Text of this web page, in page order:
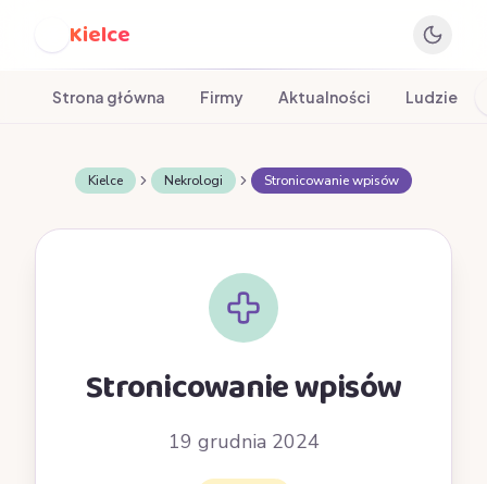
Kielce
Strona główna Firmy Aktualności Ludzie
Kielce Nekrologi Stronicowanie wpisów
Stronicowanie wpisów
19 grudnia 2024